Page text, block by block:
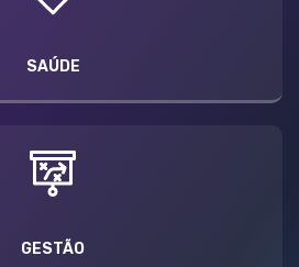
SAÚDE
GESTÃO